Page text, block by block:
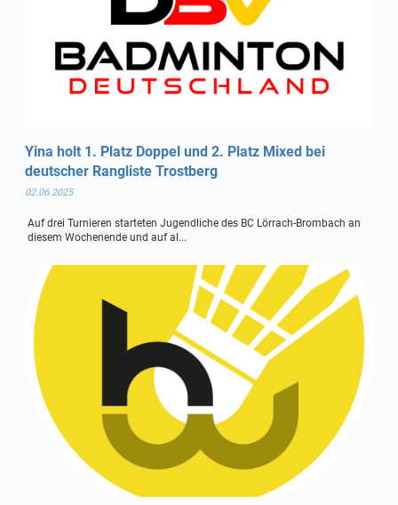
Yina holt 1. Platz Doppel und 2. Platz Mixed bei
deutscher Rangliste Trostberg
02.06.2025
Auf drei Turnieren starteten Jugendliche des BC Lörrach-Brombach an
diesem Wochenende und auf al...